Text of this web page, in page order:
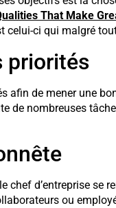
That Make
ci qui malgré
priorités
afin de mener une
de nombreuses
chef d’entreprise se
ou